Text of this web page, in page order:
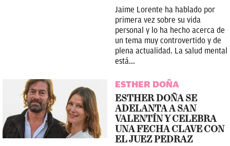
Jaime Lorente ha hablado por
primera vez sobre su vida
personal y lo ha hecho acerca de
un tema muy controvertido y de
plena actualidad. La salud mental
está...
ESTHER DOÑA
ESTHER DOÑA SE
ADELANTA A SAN
VALENTÍN Y CELEBRA
UNA FECHA CLAVE CON
EL JUEZ PEDRAZ